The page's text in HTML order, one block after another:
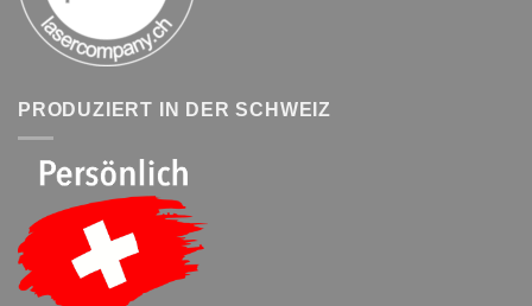
PRODUZIERT IN DER SCHWEIZ